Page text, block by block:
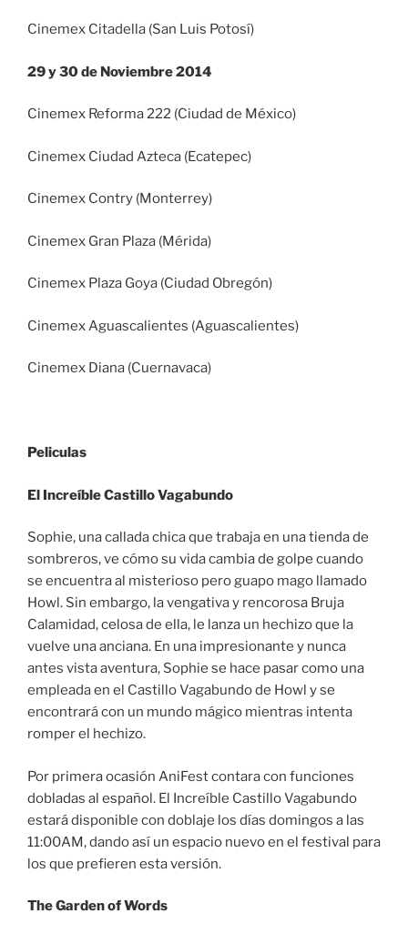
Cinemex Citadella (San Luis Potosí)
29 y 30 de Noviembre 2014
Cinemex Reforma 222 (Ciudad de México)
Cinemex Ciudad Azteca (Ecatepec)
Cinemex Contry (Monterrey)
Cinemex Gran Plaza (Mérida)
Cinemex Plaza Goya (Ciudad Obregón)
Cinemex Aguascalientes (Aguascalientes)
Cinemex Diana (Cuernavaca)
Peliculas
El Increíble Castillo Vagabundo
Sophie, una callada chica que trabaja en una tienda de
sombreros, ve cómo su vida cambia de golpe cuando
se encuentra al misterioso pero guapo mago llamado
Howl. Sin embargo, la vengativa y rencorosa Bruja
Calamidad, celosa de ella, le lanza un hechizo que la
vuelve una anciana. En una impresionante y nunca
antes vista aventura, Sophie se hace pasar como una
empleada en el Castillo Vagabundo de Howl y se
encontrará con un mundo mágico mientras intenta
romper el hechizo.
Por primera ocasión AniFest contara con funciones
dobladas al español. El Increíble Castillo Vagabundo
estará disponible con doblaje los días domingos a las
11:00AM, dando así un espacio nuevo en el festival para
los que prefieren esta versión.
The Garden of Words